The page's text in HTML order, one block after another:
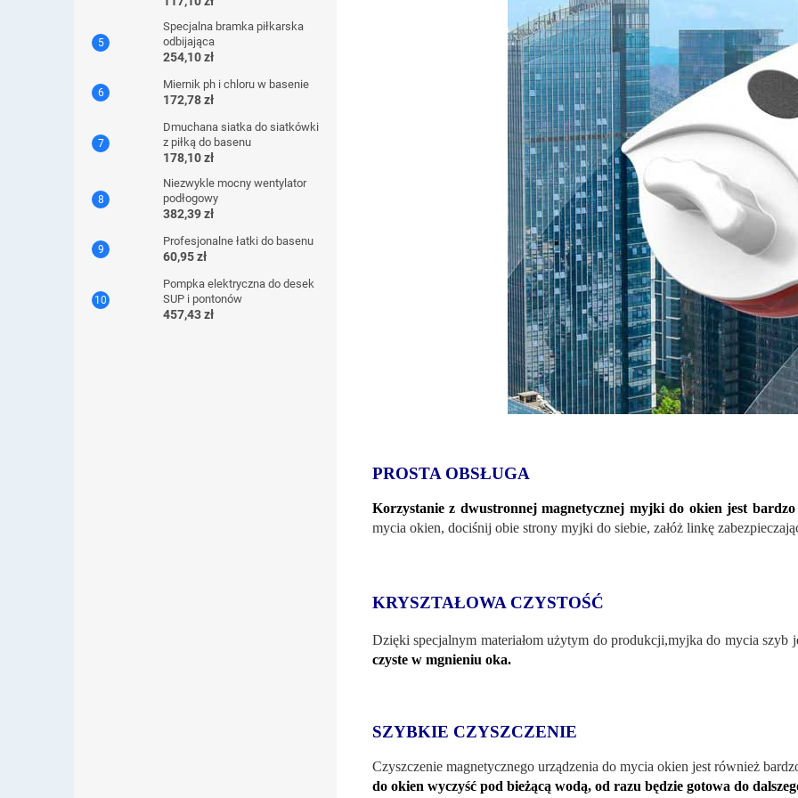
Specjalna bramka piłkarska
odbijająca
254,10 zł
Miernik ph i chloru w basenie
172,78 zł
Dmuchana siatka do siatkówki
z piłką do basenu
178,10 zł
Niezwykle mocny wentylator
podłogowy
382,39 zł
Profesjonalne łatki do basenu
60,95 zł
Pompka elektryczna do desek
SUP i pontonów
457,43 zł
PROSTA OBSŁUGA
Korzystanie z dwustronnej magnetycznej myjki do okien jest bardzo
mycia okien, dociśnij obie strony myjki do siebie, załóż linkę
KRYSZTAŁOWA CZYSTOŚĆ
Dzięki specjalnym materiałom użytym do produkcji,myjka do mycia szyb
czyste w mgnieniu oka.
SZYBKIE CZYSZCZENIE
Czyszczenie magnetycznego urządzenia do mycia okien jest również
do okien wyczyść pod bieżącą wodą, od razu będzie gotowa do